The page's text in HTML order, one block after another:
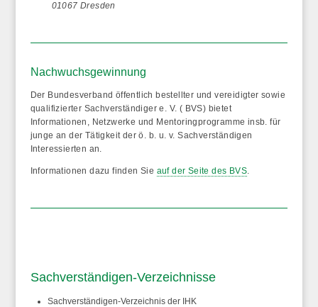
01067 Dresden
Nachwuchsgewinnung
Der Bundesverband öffentlich bestellter und vereidigter sowie
qualifizierter Sachverständiger e. V. ( BVS) bietet
Informationen, Netzwerke und Mentoringprogramme insb. für
junge an der Tätigkeit der ö. b. u. v. Sachverständigen
Interessierten an.
Informationen dazu finden Sie auf der Seite des BVS.
Sachverständigen-Verzeichnisse
Sachverständigen-Verzeichnis der IHK